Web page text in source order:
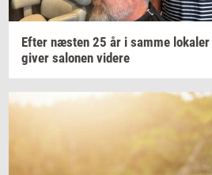
Efter næ­sten 25 år i samme lo­ka­ler
giver sa­lo­nen vi­de­re